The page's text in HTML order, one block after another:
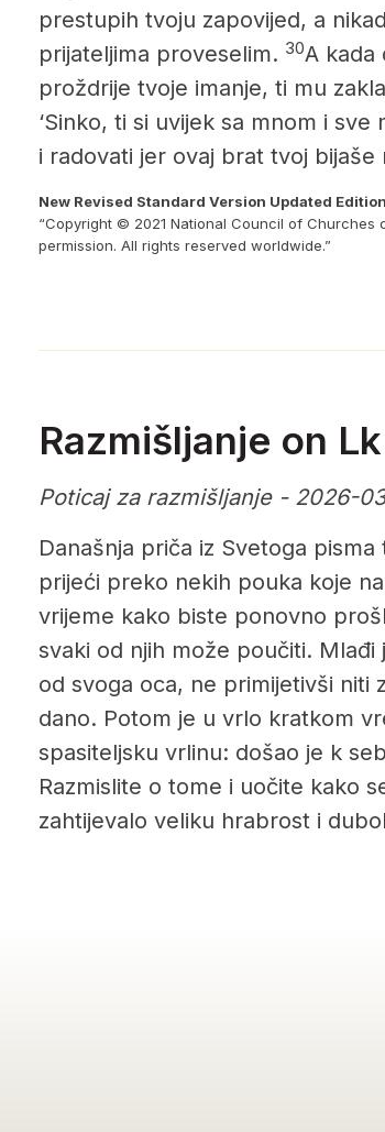
prestupih tvoju zapovijed, a
prijateljima proveselim. 30A kada
proždrije tvoje imanje, ti mu
‘Sinko, ti si uvijek sa mnom i sve
i radovati jer ovaj brat tvoj bijaše
New Revised Standard Version Updated Edition
“Copyright © 2021 National Council of Churches
permission. All rights reserved worldwide.”
Razmišljanje on Lk
Poticaj za razmišljanje - 2026-
Današnja priča iz Svetoga
prijeći preko nekih pouka koje
vrijeme kako biste ponovno
svaki od njih može poučiti.
od svoga oca, ne primijetivši niti
dano. Potom je u vrlo kratkom
spasiteljsku vrlinu: došao je k
Razmislite o tome i uočite kako
zahtijevalo veliku hrabrost i